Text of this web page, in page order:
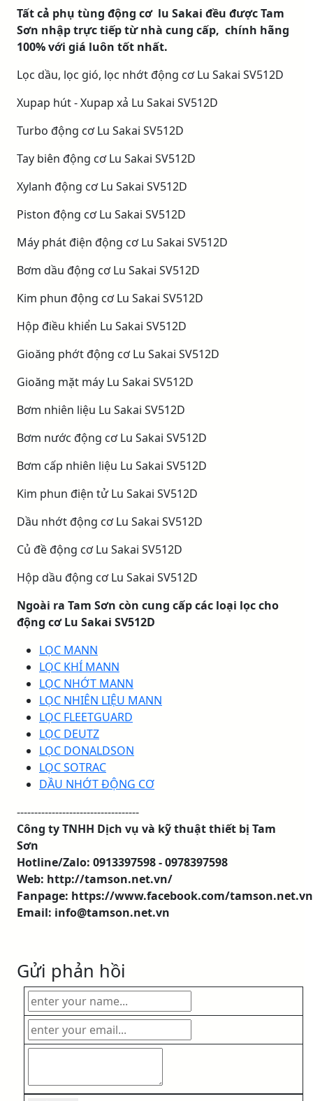
Tất cả phụ tùng động cơ lu Sakai đều được Tam
Sơn nhập trực tiếp từ nhà cung cấp, chính hãng
100% với giá luôn tốt nhất.
Lọc dầu, lọc gió, lọc nhớt động cơ Lu Sakai SV512D
Xupap hút - Xupap xả Lu Sakai SV512D
Turbo động cơ Lu Sakai SV512D
Tay biên động cơ Lu Sakai SV512D
Xylanh động cơ Lu Sakai SV512D
Piston động cơ Lu Sakai SV512D
Máy phát điện động cơ Lu Sakai SV512D
Bơm dầu động cơ Lu Sakai SV512D
Kim phun động cơ Lu Sakai SV512D
Hộp điều khiển Lu Sakai SV512D
Gioăng phớt động cơ Lu Sakai SV512D
Gioăng mặt máy Lu Sakai SV512D
Bơm nhiên liệu Lu Sakai SV512D
Bơm nước động cơ Lu Sakai SV512D
Bơm cấp nhiên liệu Lu Sakai SV512D
Kim phun điện tử Lu Sakai SV512D
Dầu nhớt động cơ Lu Sakai SV512D
Củ đề động cơ Lu Sakai SV512D
Hộp dầu động cơ Lu Sakai SV512D
Ngoài ra Tam Sơn còn cung cấp các loại lọc cho
động cơ Lu Sakai SV512D
LỌC MANN
LỌC KHÍ MANN
LỌC NHỚT MANN
LỌC NHIÊN LIỆU MANN
LỌC FLEETGUARD
LỌC DEUTZ
LỌC DONALDSON
LỌC SOTRAC
DẦU NHỚT ĐỘNG CƠ
-----------------------------------
Công ty TNHH Dịch vụ và kỹ thuật thiết bị Tam
Sơn
Hotline/Zalo: 0913397598 - 0978397598
Web: http://tamson.net.vn/
Fanpage: https://www.facebook.com/tamson.net.vn
Email: info@tamson.net.vn
Gửi phản hồi